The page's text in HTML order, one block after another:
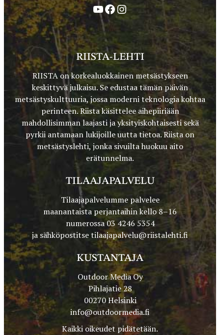
YouTube
Facebook
Instagram
RIISTA-LEHTI
RIISTA on korkealuokkainen metsästykseen
keskittyvä julkaisu. Se edustaa tämän päivän
metsästyskulttuuria, jossa moderni teknologia kohtaa
perinteen. Riista käsittelee aihepiiriään
mahdollisimman laajasti ja yksityiskohtaisesti sekä
pyrkii antamaan lukijoille uutta tietoa. Riista on
metsästyslehti, jonka sivuilta huokuu aito
erätunnelma.
TILAAJAPALVELU
Tilaajapalvelumme palvelee
maanantaista perjantaihin kello 8–16
numerossa 03 4246 5354
ja sähköpostitsetilaajapalvelu@riistalehti.fi
KUSTANTAJA
Outdoor Media Oy
Pihlajatie 28
00270 Helsinki
info@outdoormedia.fi
Kaikki oikeudet pidätetään.